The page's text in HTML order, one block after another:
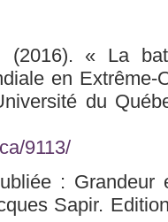
« La
en Extrême-
du
9113/
: Grandeur
Sapir.